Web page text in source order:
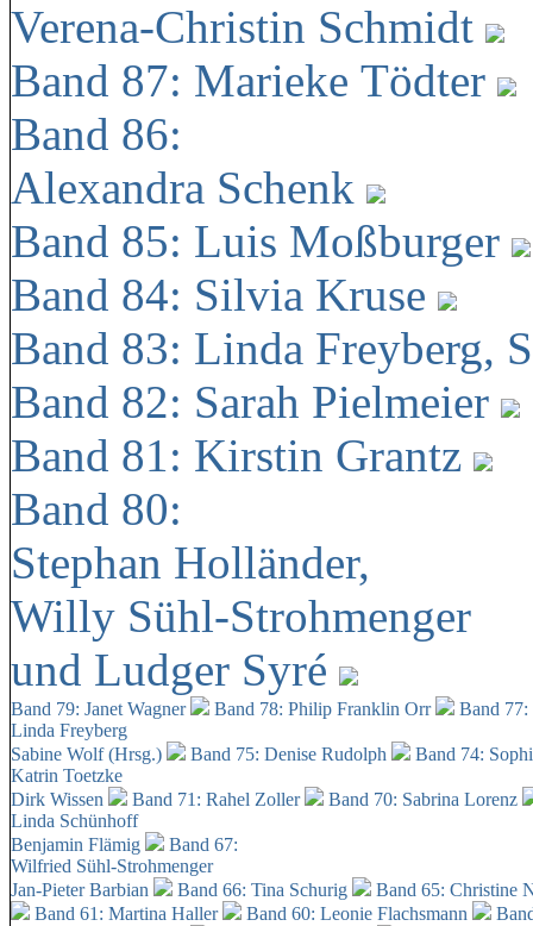
Verena-Christin Schmidt
Band 87: Marieke Tödter
Band 86:
Alexandra Schenk
Band 85: Luis Moßburger
Band 84: Silvia Kruse
Band 83: Linda Freyberg,
Band 82: Sarah Pielmeier
Band 81: Kirstin Grantz
Band 80:
Stephan Holländer,
Willy Sühl-Strohmenger
und Ludger Syré
Band 79: Janet Wagner Band 78: Philip Franklin Orr
Band
Linda Freyberg
Sabine Wolf (Hrsg.)
Band 75: Denise Rudolph
Band 74:
Katrin Toetzke
Dirk Wissen
Band 71: Rahel Zoller
Band 70: Sabrina Lorenz
Linda Schünhoff
Benjamin Flämig
Band 67:
Wilfried Sühl-Strohmenger
Jan-Pieter Barbian
Band 66: Tina Schurig
Band 65: Christine
Band 61: Martina Haller
Band 60: Leonie Flachsmann